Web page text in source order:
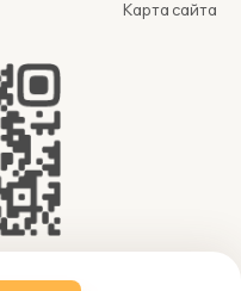
Карта сайта